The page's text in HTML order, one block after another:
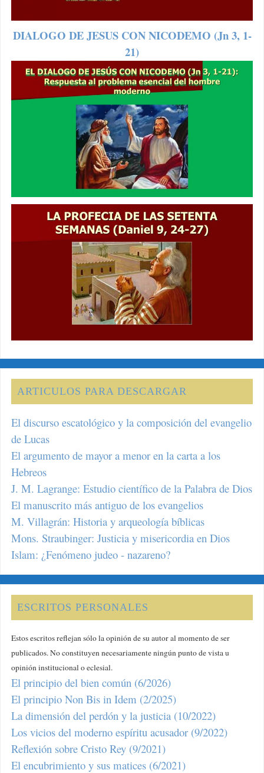
DIALOGO DE JESUS CON NICODEMO (Jn 3, 1-
21)
ARTICULOS PARA DESCARGAR
El discurso escatológico y la composición del evangelio
de Lucas
El argumento de mayor a menor en la carta a los
Hebreos
J. M. Lagrange: Estudio científico de la Palabra de Dios
El manuscrito más antiguo de los evangelios
M. Villagrán: Historia y arqueología bíblicas
Mons. Straubinger: Justicia y misericordia en Dios
Islam: ¿Fenómeno judeo - nazareno?
ESCRITOS PERSONALES
Estos escritos reflejan sólo la opinión de su autor al momento de ser
publicados. No constituyen necesariamente ningún punto de vista u
opinión institucional o eclesial.
El principio del bien común (6/2026)
El principio Non Bis in Idem (2/2025)
La dimensión del perdón y la justicia (10/2022)
Los vicios del moderno espíritu acusador (9/2022)
Reflexión sobre Cristo Rey (9/2021)
El encubrimiento y sus matices (6/2021)